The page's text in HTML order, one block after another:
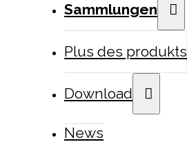
Sammlungen
Plus des produkts
Download
News